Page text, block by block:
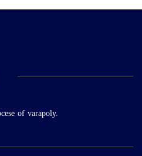
of varapoly.